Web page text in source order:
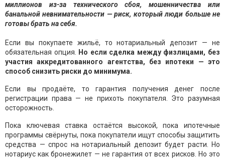
миллионов из-за технического сбоя, мошенничества или
банальной невнимательности — риск, который люди больше не
готовы брать на себя.
Если вы покупаете жильё, то нотариальный депозит — не
обязательная опция.
Но если сделка между физлицами, без
участия аккредитованного агентства, без ипотеки — это
способ снизить риски до минимума.
Если вы продаёте, то гарантия получения денег после
регистрации права — не прихоть покупателя. Это разумная
осторожность.
Пока ключевая ставка остаётся высокой, пока ипотечные
программы свёрнуты, пока покупатели ищут способы защитить
средства — спрос на нотариальный депозит будет расти. Но
нотариус как бронежилет — не гарантия от всех рисков. Но это